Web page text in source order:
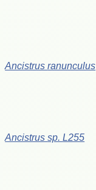
Ancistrusranunculus
Ancistrussp.L255